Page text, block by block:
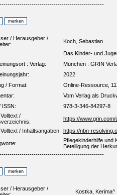
/ Herausgeber /
Koch, Sebastian
Das Kinder- und
: Verlag:
München : GRIN
2022
/ Format:
Online-Ressource,
Vom Verlag als
ISSN:
978-3-346-84297-8
/
https://
/ Inhaltsangaben: https://nbn-
Pflegekinderhilfe und
Beteiligung der
/ Herausgeber /
Kostka, Kerima^